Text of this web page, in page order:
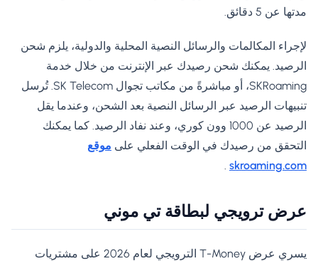
مدتها عن 5 دقائق.
لإجراء المكالمات والرسائل النصية المحلية والدولية، يلزم شحن
الرصيد. يمكنك شحن رصيدك عبر الإنترنت من خلال خدمة
SKRoaming، أو مباشرةً من مكاتب تجوال SK Telecom. تُرسل
تنبيهات الرصيد عبر الرسائل النصية بعد الشحن، وعندما يقل
الرصيد عن 1000 وون كوري، وعند نفاد الرصيد. كما يمكنك
التحقق من رصيدك في الوقت الفعلي على موقع
skroaming.com
.
عرض ترويجي لبطاقة تي موني
يسري عرض T-Money الترويجي لعام 2026 على مشتريات